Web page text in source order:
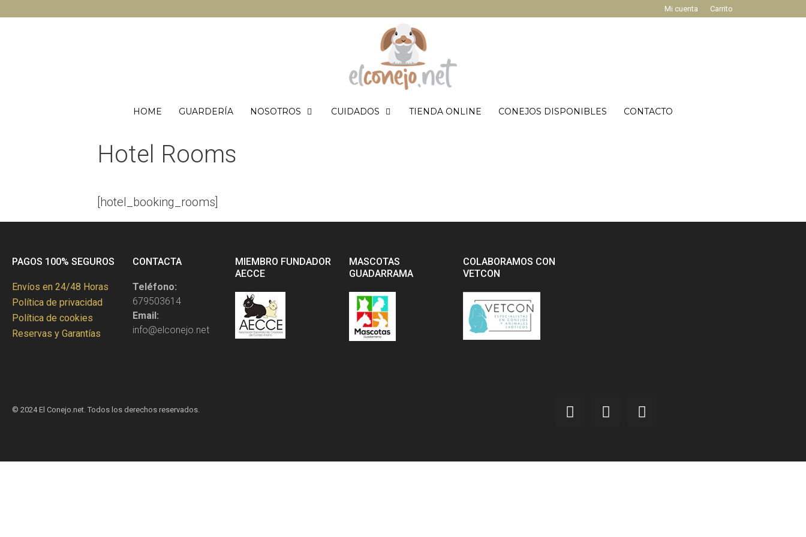
Mi cuenta Carrito
HOME GUARDERÍA NOSOTROS CUIDADOS TIENDA ONLINE CONEJOS DISPONIBLES CONTACTO
Hotel Rooms
[hotel_booking_rooms]
PAGOS 100% SEGUROS
Envíos en 24/48 Horas
Política de privacidad
Política de cookies
Reservas y Garantías
CONTACTA
Teléfono:
679503614
Email:
info@elconejo.net
MIEMBRO FUNDADOR
AECCE
MASCOTAS
GUADARRAMA
COLABORAMOS CON
VETCON
© 2024 El Conejo.net. Todos los derechos reservados.